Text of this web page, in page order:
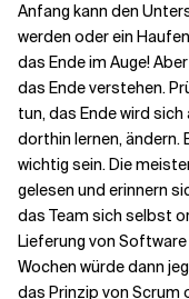
Anfang kann den
werden oder ein
das Ende im Auge!
das Ende verstehen.
tun, das Ende wird
dorthin lernen, ändern.
wichtig sein. Die
gelesen und erinnern
das Team sich selbst
Lieferung von
Wochen würde dann
das Prinzip von Scrum